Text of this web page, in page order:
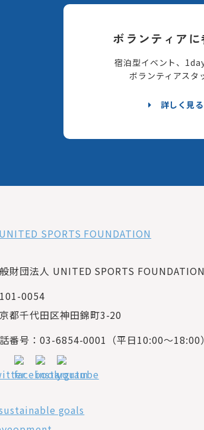
ボランティアに
宿泊型イベント、
ボランティアスタ
詳しく見る
財団法人 UNITED SPORTS
0054
都千代田区神田錦町3-20
番号：03-6854-0001（平日10:00～18:00）